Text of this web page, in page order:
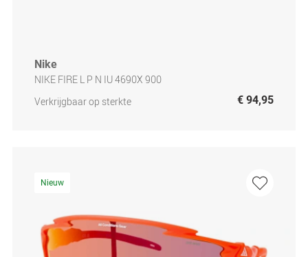
Nike
NIKE FIRE L P N IU 4690X 900
Verkrijgbaar op sterkte
€ 94,95
Nieuw